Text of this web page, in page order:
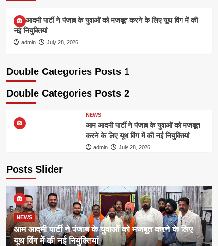
आम आदमी पार्टी ने पंजाब के युवाओं को मजबूत करने के लिए यूथ विंग में की
नई नियुक्तियां
admin July 28, 2026
Double Categories Posts 1
Double Categories Posts 2
NEWS
आम आदमी पार्टी ने पंजाब के युवाओं को मजबूत
करने के लिए यूथ विंग में की नई नियुक्तियां
admin July 28, 2026
Posts Slider
NEWS
आम आदमी पार्टी ने पंजाब के युवाओं को मजबूत करने के लिए
यूथ विंग में की नई नियुक्तियां